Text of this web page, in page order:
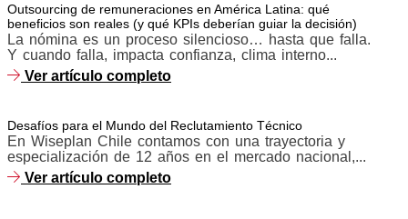
Outsourcing de remuneraciones en América Latina: qué
beneficios son reales (y qué KPIs deberían guiar la decisión)
La nómina es un proceso silencioso… hasta que falla.
Y cuando falla, impacta confianza, clima interno...
Ver artículo completo
Desafíos para el Mundo del Reclutamiento Técnico
En Wiseplan Chile contamos con una trayectoria y
especialización de 12 años en el mercado nacional,...
Ver artículo completo